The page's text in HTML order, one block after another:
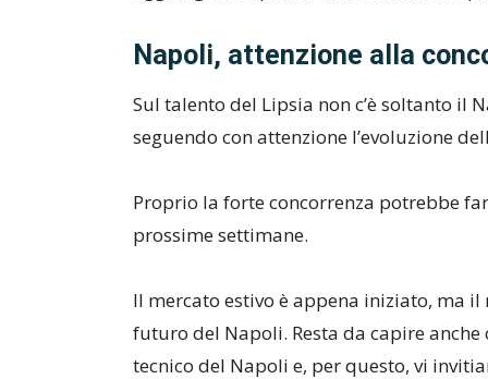
Napoli, attenzione alla
Sul talento del Lipsia non c’è soltanto il
seguendo con attenzione l’evoluzione
Proprio la forte concorrenza potrebbe
prossime settimane.
Il mercato estivo è appena iniziato, ma
futuro del Napoli. Resta da capire
tecnico del Napoli e, per questo, vi